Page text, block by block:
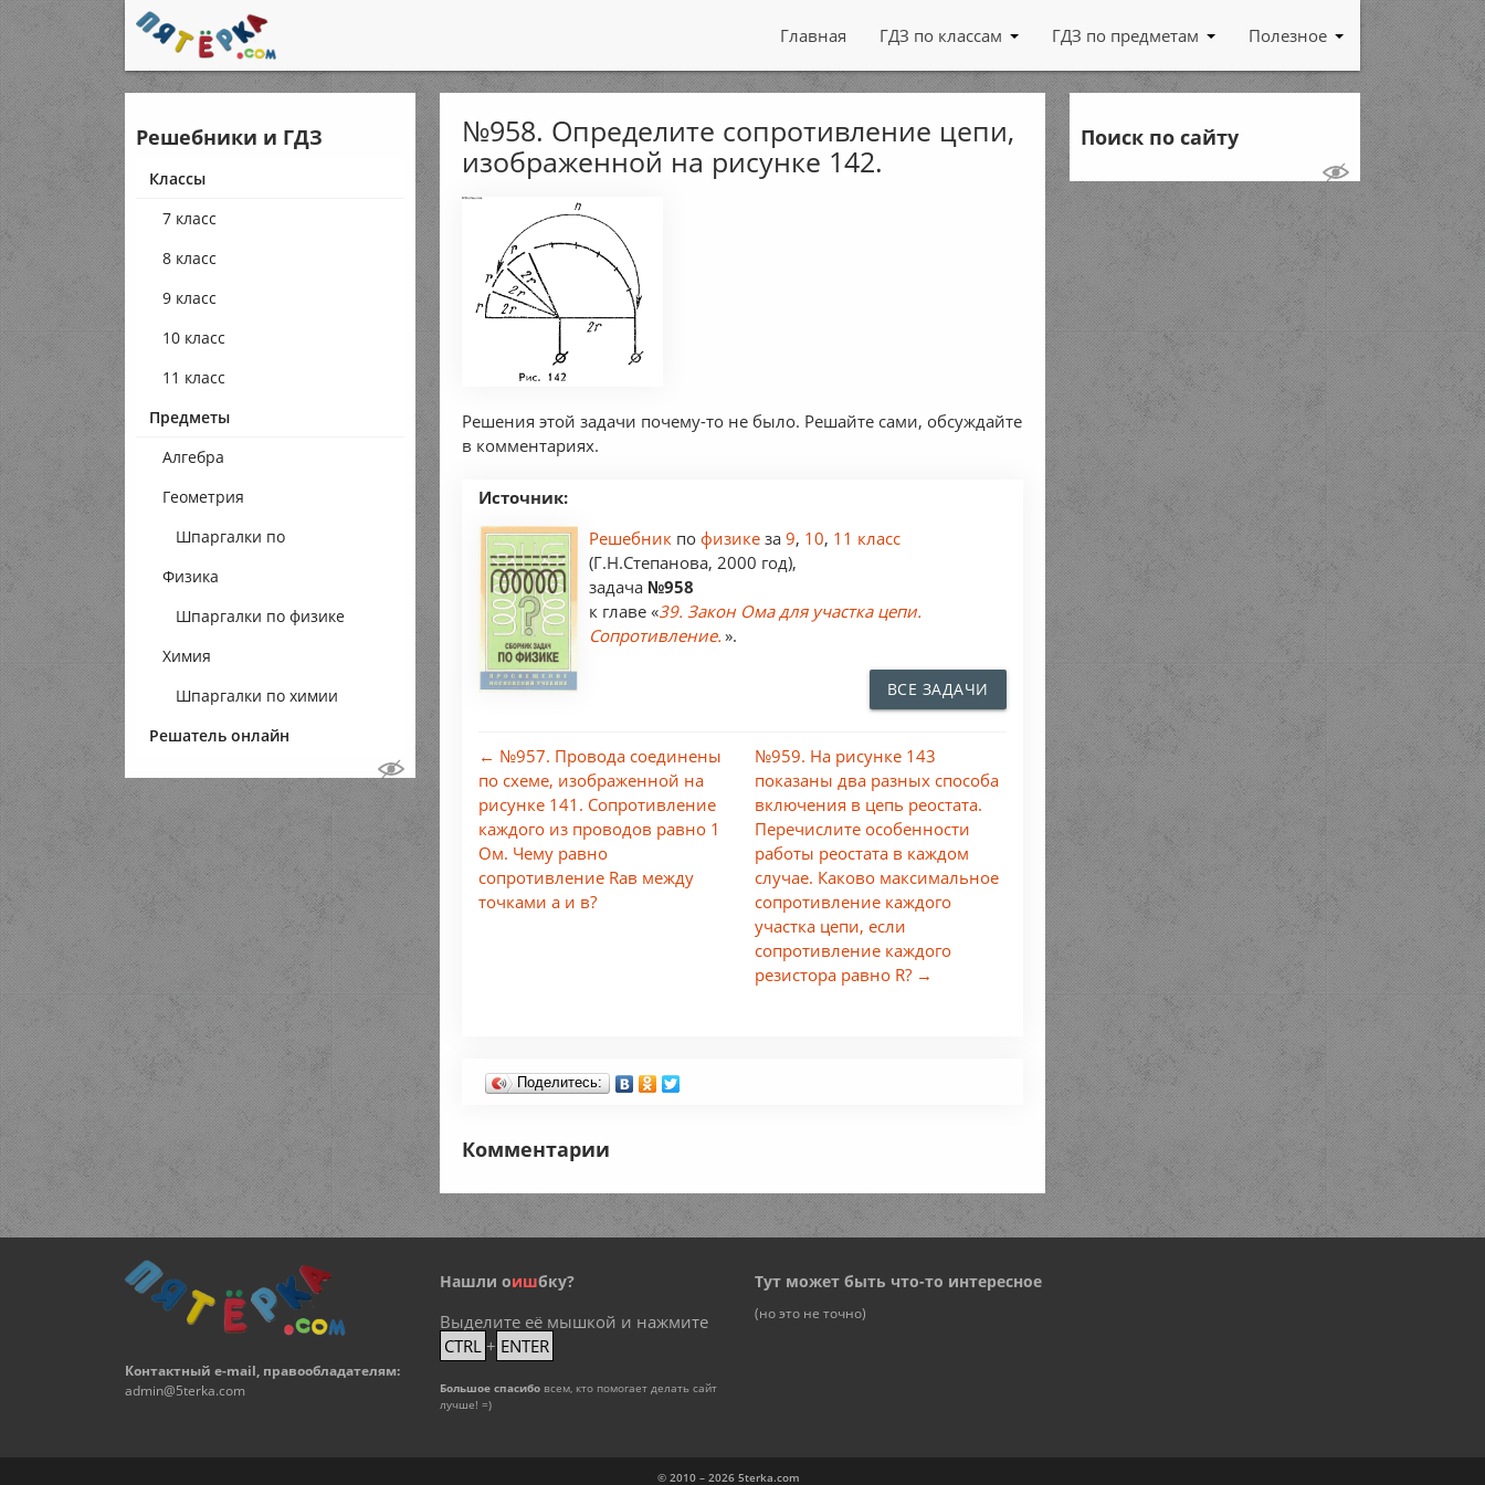
Главная ГДЗ по классам ГДЗ по предметам Полезное
Решебники и ГДЗ
Классы
7 класс
8 класс
9 класс
10 класс
11 класс
Предметы
Алгебра
Геометрия
Шпаргалки по
геометрии
Физика
Шпаргалки по физике
Химия
Шпаргалки по химии
Решатель онлайн
№958. Определите сопротивление цепи,
изображенной на рисунке 142.
Решения этой задачи почему-то не было. Решайте сами, обсуждайте
в комментариях.
Источник:
Решебник пофизикеза9, 10, 11 класс
(Г.Н.Степанова, 2000 год),
задача №958
к главе «39. Закон Ома для участка цепи.
Сопротивление. ».
ВСЕ ЗАДАЧИ
← №957. Провода соединены
по схеме, изображенной на
рисунке 141. Сопротивление
каждого из проводов равно 1
Ом. Чему равно
сопротивление Raв между
точками а и в?
№959. На рисунке 143
показаны два разных способа
включения в цепь реостата.
Перечислите особенности
работы реостата в каждом
случае. Каково максимальное
сопротивление каждого
участка цепи, если
сопротивление каждого
резистора равно R? →
Поделитесь:
Комментарии
Поиск по сайту
Контактный e-mail, правообладателям:
admin@5terka.com
Нашли оишбку?
Выделите её мышкой и нажмите
CTRL + ENTER
Большое спасибо всем, кто помогает делать сайт
лучше! =)
Тут может быть что-то интересное
(но это не точно)
© 2010 – 2026 5terka.com